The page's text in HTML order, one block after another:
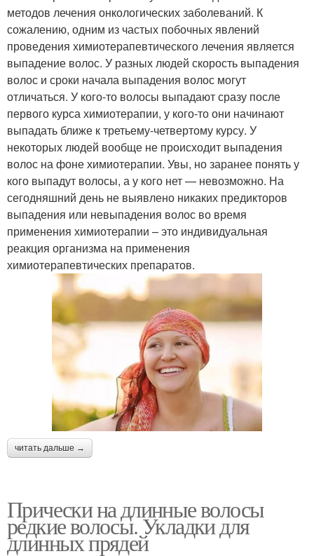
методов лечения онкологических заболеваний. К
сожалению, одним из частых побочных явлений
проведения химиотерапевтического лечения является
выпадение волос. У разных людей скорость выпадения
волос и сроки начала выпадения волос могут
отличаться. У кого-то волосы выпадают сразу после
первого курса химиотерапии, у кого-то они начинают
выпадать ближе к третьему-четвертому курсу. У
некоторых людей вообще не происходит выпадения
волос на фоне химиотерапии. Увы, но заранее понять у
кого выпадут волосы, а у кого нет — невозможно. На
сегодняшний день не выявлено никаких предикторов
выпадения или невыпадения волос во время
применения химиотерапии – это индивидуальная
реакция организма на применения
химиотерапевтических препаратов.
читать дальше →
Прически на длинные волосы
редкие волосы. Укладки для
длинных прядей